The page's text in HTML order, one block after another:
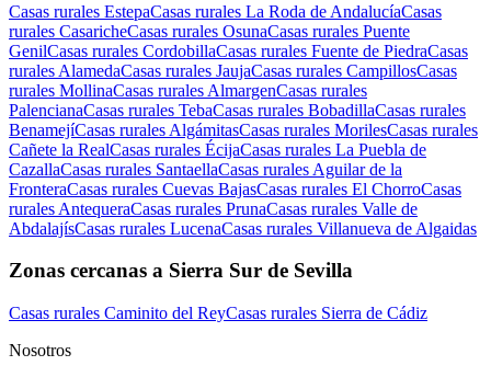
Casas rurales EstepaCasas rurales La Roda de AndalucíaCasas
rurales CasaricheCasas rurales OsunaCasas rurales Puente
GenilCasas rurales CordobillaCasas rurales Fuente de PiedraCasas
rurales AlamedaCasas rurales JaujaCasas rurales CampillosCasas
rurales MollinaCasas rurales AlmargenCasas rurales
PalencianaCasas rurales TebaCasas rurales BobadillaCasas rurales
BenamejíCasas rurales AlgámitasCasas rurales MorilesCasas rurales
Cañete la RealCasas rurales ÉcijaCasas rurales La Puebla de
CazallaCasas rurales SantaellaCasas rurales Aguilar de la
FronteraCasas rurales Cuevas BajasCasas rurales El ChorroCasas
rurales AntequeraCasas rurales PrunaCasas rurales Valle de
AbdalajísCasas rurales LucenaCasas rurales Villanueva de Algaidas
Zonas cercanas a Sierra Sur de Sevilla
Casas rurales Caminito del ReyCasas rurales Sierra de Cádiz
Nosotros